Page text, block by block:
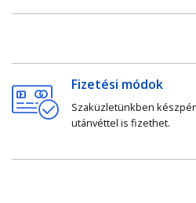
Fizetési módok
Szaküzletünkben
utánvéttel is